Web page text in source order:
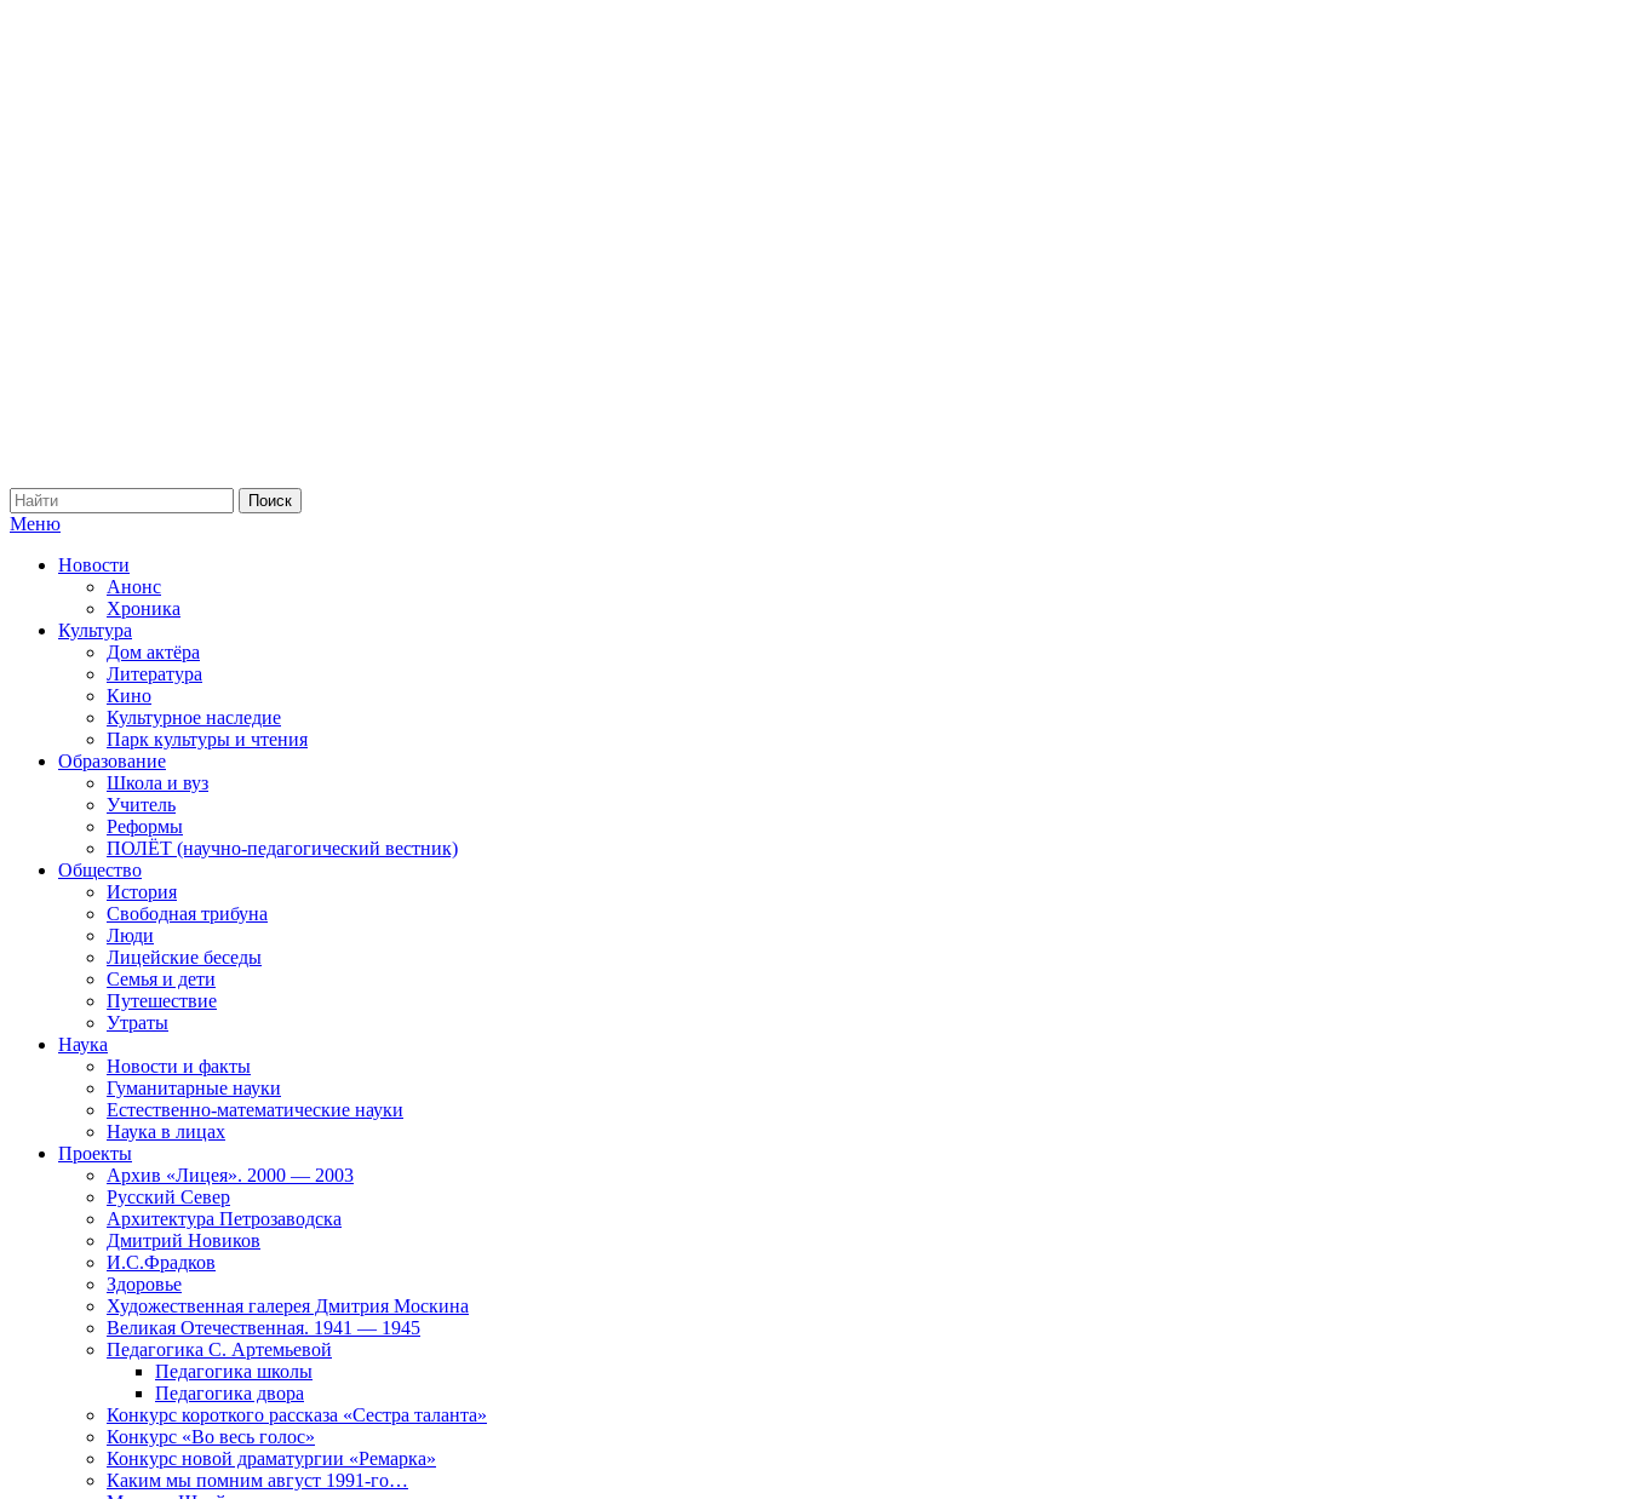
Меню
Новости
Анонс
Хроника
Культура
Дом актёра
Литература
Кино
Культурное наследие
Парк культуры и чтения
Образование
Школа и вуз
Учитель
Реформы
ПОЛЁТ (научно-педагогический вестник)
Общество
История
Свободная трибуна
Люди
Лицейские беседы
Семья и дети
Путешествие
Утраты
Наука
Новости и факты
Гуманитарные науки
Естественно-математические науки
Наука в лицах
Проекты
Архив «Лицея». 2000 — 2003
Русский Север
Архитектура Петрозаводска
Дмитрий Новиков
И.С.Фрадков
Здоровье
Художественная галерея Дмитрия Москина
Великая Отечественная. 1941 — 1945
Педагогика С. Артемьевой
Педагогика школы
Педагогика двора
Конкурс короткого рассказа «Сестра таланта»
Конкурс «Во весь голос»
Конкурс новой драматургии «Ремарка»
Каким мы помним август 1991-го…